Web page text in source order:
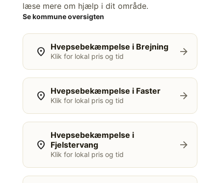
læse mere om hjælp i dit område.
Se kommune oversigten
location_on Hvepsebekæmpelse i Brejning
Klik for lokal pris og tid arrow_forward
location_on Hvepsebekæmpelse i Faster
Klik for lokal pris og tid arrow_forward
location_on
Hvepsebekæmpelse i
Fjelstervang
Klik for lokal pris og tid
arrow_forward